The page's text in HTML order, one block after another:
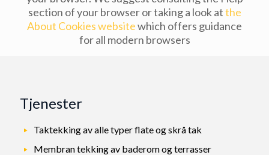
section of your browser or taking a look atthe
About Cookies websitewhich offers guidance
for all modern browsers
Tjenester
Taktekking av alle typer flate og skrå tak
Membran tekking av baderom og terrasser